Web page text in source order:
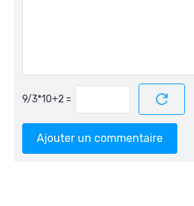
=
Ajouter un commentaire